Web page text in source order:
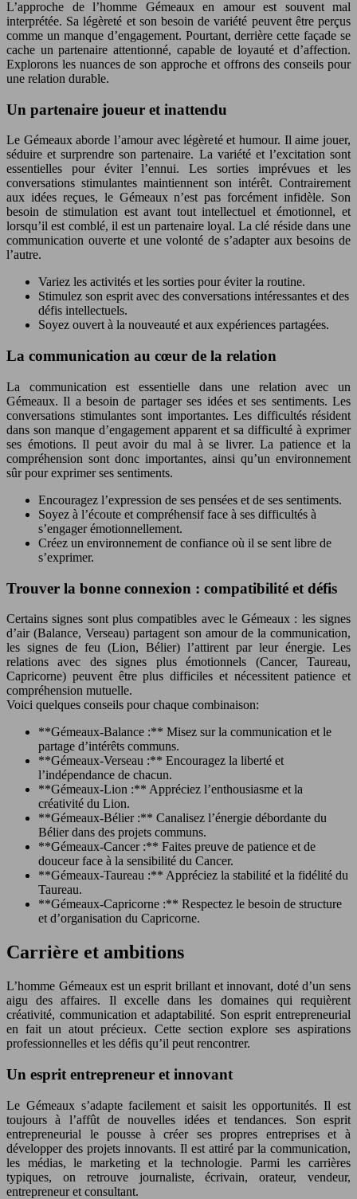
L’approche de l’homme Gémeaux en amour est souvent mal
interprétée. Sa légèreté et son besoin de variété peuvent être perçus
comme un manque d’engagement. Pourtant, derrière cette façade se
cache un partenaire attentionné, capable de loyauté et d’affection.
Explorons les nuances de son approche et offrons des conseils pour
une relation durable.
Un partenaire joueur et inattendu
Le Gémeaux aborde l’amour avec légèreté et humour. Il aime jouer,
séduire et surprendre son partenaire. La variété et l’excitation sont
essentielles pour éviter l’ennui. Les sorties imprévues et les
conversations stimulantes maintiennent son intérêt. Contrairement
aux idées reçues, le Gémeaux n’est pas forcément infidèle. Son
besoin de stimulation est avant tout intellectuel et émotionnel, et
lorsqu’il est comblé, il est un partenaire loyal. La clé réside dans une
communication ouverte et une volonté de s’adapter aux besoins de
l’autre.
Variez les activités et les sorties pour éviter la routine.
Stimulez son esprit avec des conversations intéressantes et des
défis intellectuels.
Soyez ouvert à la nouveauté et aux expériences partagées.
La communication au cœur de la relation
La communication est essentielle dans une relation avec un
Gémeaux. Il a besoin de partager ses idées et ses sentiments. Les
conversations stimulantes sont importantes. Les difficultés résident
dans son manque d’engagement apparent et sa difficulté à exprimer
ses émotions. Il peut avoir du mal à se livrer. La patience et la
compréhension sont donc importantes, ainsi qu’un environnement
sûr pour exprimer ses sentiments.
Encouragez l’expression de ses pensées et de ses sentiments.
Soyez à l’écoute et compréhensif face à ses difficultés à
s’engager émotionnellement.
Créez un environnement de confiance où il se sent libre de
s’exprimer.
Trouver la bonne connexion : compatibilité et défis
Certains signes sont plus compatibles avec le Gémeaux : les signes
d’air (Balance, Verseau) partagent son amour de la communication,
les signes de feu (Lion, Bélier) l’attirent par leur énergie. Les
relations avec des signes plus émotionnels (Cancer, Taureau,
Capricorne) peuvent être plus difficiles et nécessitent patience et
compréhension mutuelle.
Voici quelques conseils pour chaque combinaison:
**Gémeaux-Balance :** Misez sur la communication et le
partage d’intérêts communs.
**Gémeaux-Verseau :** Encouragez la liberté et
l’indépendance de chacun.
**Gémeaux-Lion :** Appréciez l’enthousiasme et la
créativité du Lion.
**Gémeaux-Bélier :** Canalisez l’énergie débordante du
Bélier dans des projets communs.
**Gémeaux-Cancer :** Faites preuve de patience et de
douceur face à la sensibilité du Cancer.
**Gémeaux-Taureau :** Appréciez la stabilité et la fidélité du
Taureau.
**Gémeaux-Capricorne :** Respectez le besoin de structure
et d’organisation du Capricorne.
Carrière et ambitions
L’homme Gémeaux est un esprit brillant et innovant, doté d’un sens
aigu des affaires. Il excelle dans les domaines qui requièrent
créativité, communication et adaptabilité. Son esprit entrepreneurial
en fait un atout précieux. Cette section explore ses aspirations
professionnelles et les défis qu’il peut rencontrer.
Un esprit entrepreneur et innovant
Le Gémeaux s’adapte facilement et saisit les opportunités. Il est
toujours à l’affût de nouvelles idées et tendances. Son esprit
entrepreneurial le pousse à créer ses propres entreprises et à
développer des projets innovants. Il est attiré par la communication,
les médias, le marketing et la technologie. Parmi les carrières
typiques, on retrouve journaliste, écrivain, orateur, vendeur,
entrepreneur et consultant.